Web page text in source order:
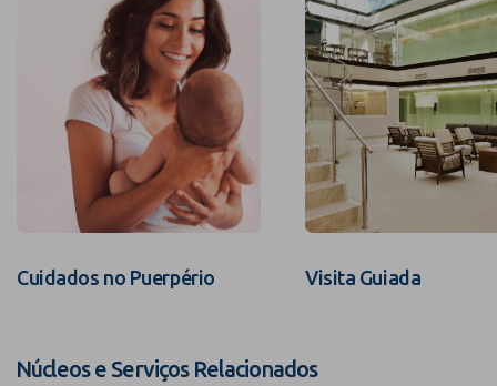
Cuidados no Puerpério Visita Guiada
Núcleos e Serviços Relacionados